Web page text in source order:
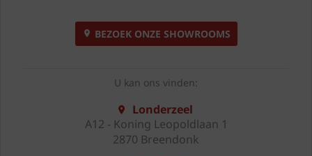
BEZOEK ONZE SHOWROOMS
U kan ons vinden:
Londerzeel
A12 - Koning Leopoldlaan 1
2870 Breendonk